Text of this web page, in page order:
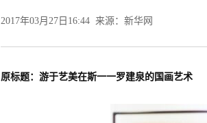
2017年03月27日16:44 来源： 新华网
原标题：游于艺美在斯一一罗建泉的国画艺术